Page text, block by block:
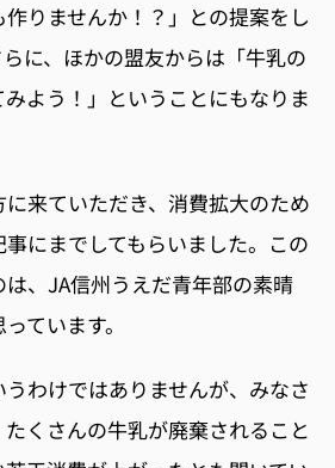
りませんか！？」との提案をし
に、ほかの盟友からは「牛乳の
よう！」ということにもなりま
来ていただき、消費拡大のため
にまでしてもらいました。この
、 JA信州うえだ青年部の素晴
ています。
わけではありませんが、みなさ
くさんの牛乳が廃棄されること